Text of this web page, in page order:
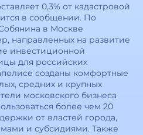
0,3% от кадастровой
в сообщении. По
в Москве
направленных на развитие
инвестиционной
для российских
созданы комфортные
средних и крупных
московского бизнеса
более чем 20
от властей города,
и субсидиями. Также